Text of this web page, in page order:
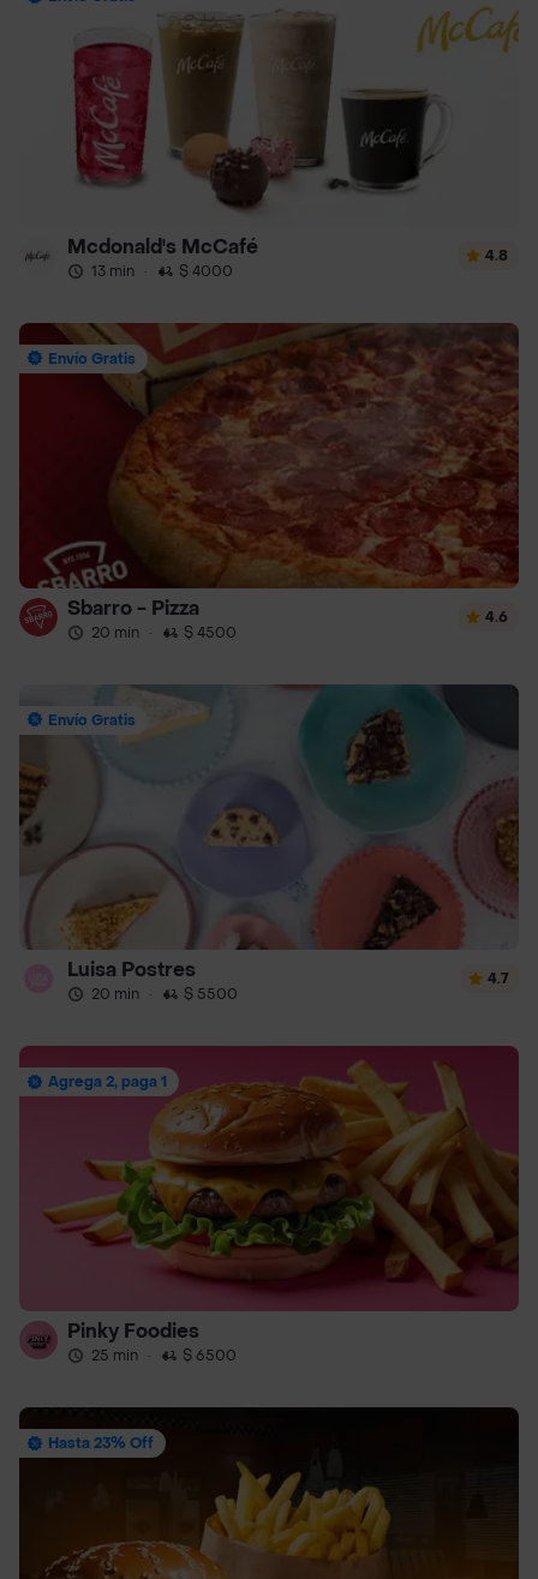
Mcdonald's McCafé
13 min · $ 4000
4.8
Envío Gratis
Sbarro - Pizza
20 min · $ 4500
4.6
Envío Gratis
Luisa Postres
20 min · $ 5500
4.7
Agrega 2, paga 1
Pinky Foodies
25 min · $ 6500
Hasta 23% Off